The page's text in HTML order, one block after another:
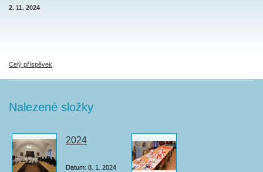
2. 11. 2024
Celý příspěvek
Nalezené složky
2024
Datum: 8. 1. 2024